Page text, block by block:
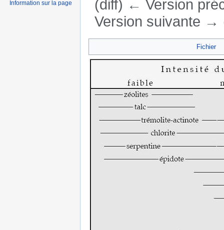
(diff) ← Version
Version suivante →
Fichier
Information sur la page